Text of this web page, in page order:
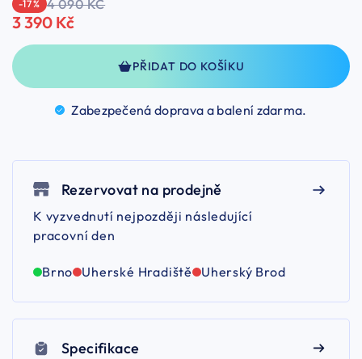
-17 % 4 090 KČ
3 390 Kč
PŘIDAT DO KOŠÍKU
Zabezpečená doprava a balení zdarma.
Rezervovat na prodejně
K vyzvednutí nejpozději následující
pracovní den
Brno Uherské Hradiště Uherský Brod
Specifikace